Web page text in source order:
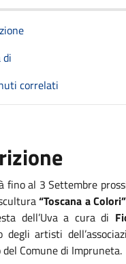
di
correlati
fino al 3 Settembre
“Toscana a Colori”
dell’Uva a cura di
degli artisti
Comune di Impruneta.